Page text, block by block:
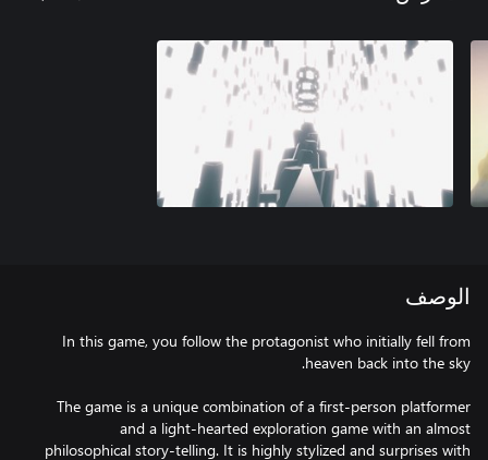
الوصف
In this game, you follow the protagonist who initially fell from
The game is a unique combination of a first-person platformer
and a light-hearted exploration game with an almost
philosophical story-telling. It is highly stylized and surprises with